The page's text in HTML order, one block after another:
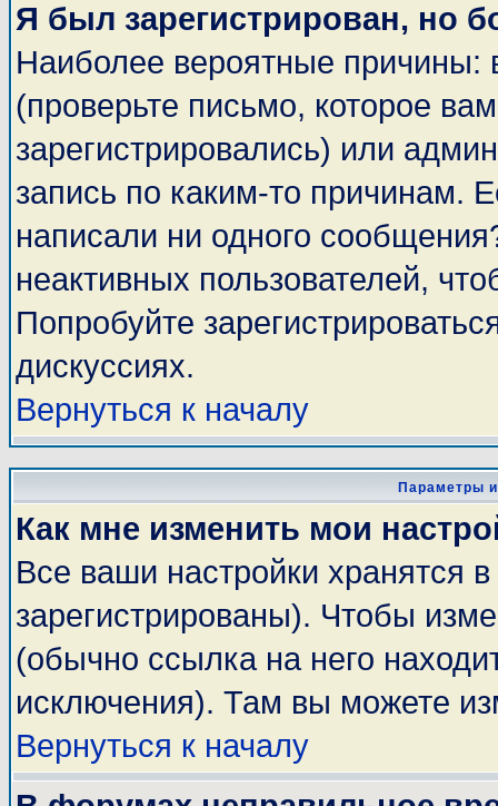
Я был зарегистрирован, но
Наиболее вероятные причины:
(проверьте письмо, которое
зарегистрировались) или
запись по каким-то причинам.
написали ни одного
неактивных пользователей,
Попробуйте
дискуссиях.
Вернуться к началу
Параметры
Как мне изменить мои
Все ваши настройки хранятся
зарегистрированы). Чтобы
(обычно ссылка на него
исключения). Там вы можете
Вернуться к началу